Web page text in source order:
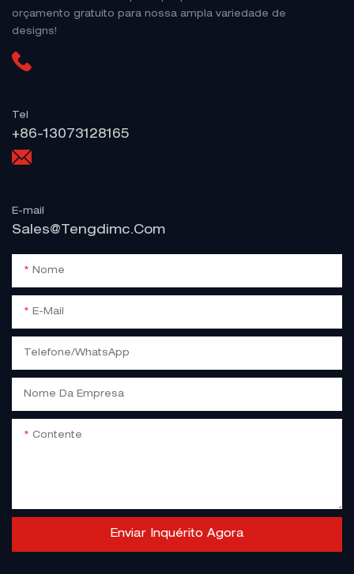
orçamento gratuito para nossa ampla variedade de
designs!
Tel
+86-13073128165
E-mail
Sales@tengdimc.com
Nome
E-Mail
Telefone/WhatsApp
Nome Da Empresa
Contente
Enviar Inquérito Agora